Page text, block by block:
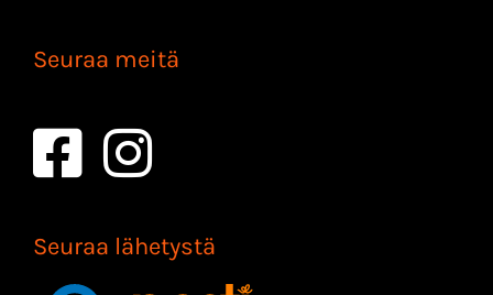
Seuraa meitä
Seuraa lähetystä